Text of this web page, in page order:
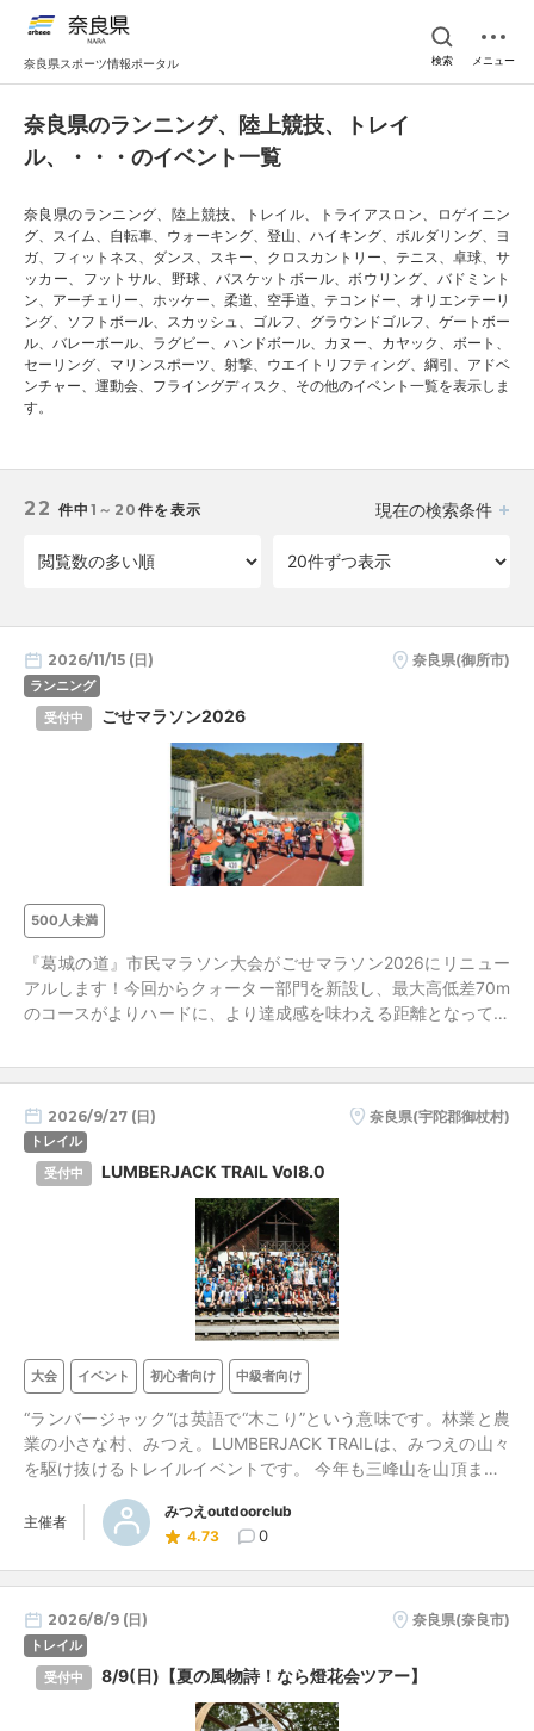
奈良県スポーツ情報ポータル 検索 メニュー
奈良県のランニング、陸上競技、トレイ
ル、・・・のイベント一覧
奈良県のランニング、陸上競技、トレイル、トライアスロン、ロゲイニン
グ、スイム、自転車、ウォーキング、登山、ハイキング、ボルダリング、ヨ
ガ、フィットネス、ダンス、スキー、クロスカントリー、テニス、卓球、サ
ッカー、フットサル、野球、バスケットボール、ボウリング、バドミント
ン、アーチェリー、ホッケー、柔道、空手道、テコンドー、オリエンテーリ
ング、ソフトボール、スカッシュ、ゴルフ、グラウンドゴルフ、ゲートボー
ル、バレーボール、ラグビー、ハンドボール、カヌー、カヤック、ボート、
セーリング、マリンスポーツ、射撃、ウエイトリフティング、綱引、アドベ
ンチャー、運動会、フライングディスク、その他のイベント一覧を表示しま
す。
22 件中 1～20 件を表示 現在の検索条件
2026/11/15 (日) 奈良県(御所市)
ランニング
受付中
ごせマラソン2026
500人未満
『葛城の道』市民マラソン大会がごせマラソン2026にリニュー
アルします！今回からクォーター部門を新設し、最大高低差70m
のコースがよりハードに、より達成感を味わえる距離となってい
幅広く楽しめます。皆様のエントリーをお待ちしております。
2026/9/27 (日) 奈良県(宇陀郡御杖村)
トレイル
受付中
LUMBERJACK TRAIL Vol8.0
大会 イベント 初心者向け 中級者向け
“ランバージャック”は英語で“木こり”という意味です。林業と農
業の小さな村、みつえ。LUMBERJACK TRAILは、みつえの山々
を駆け抜けるトレイルイベントです。 今年も三峰山を山頂まで2
です。ロングコースは昨年からコースを見直しました。ショート
コースは初心者向けで、親子の部を追加しました。秋風を受け、
みつえの自然を感じて下さい。
主催者
みつえoutdoorclub
4.73
0
2026/8/9 (日) 奈良県(奈良市)
トレイル
受付中
8/9(日)【夏の風物詩！なら燈花会ツアー】